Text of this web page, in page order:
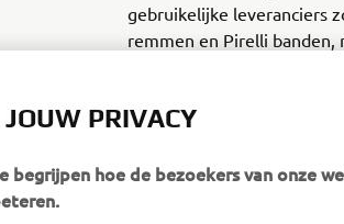
gebruikelijke leveranciers
remmen en Pirelli banden,
PRIVACY
begrijpen hoe de bezoekers van onze